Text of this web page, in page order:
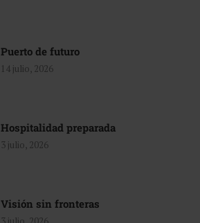
Puerto de futuro
14 julio, 2026
Hospitalidad preparada
3 julio, 2026
Visión sin fronteras